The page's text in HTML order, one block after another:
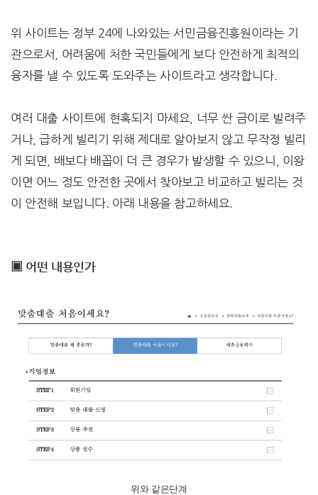
위 사이트는 정부 24에 나와있는 서민금융진흥원이라는 기
관으로서, 어려움에 처한 국민들에게 보다 안전하게 최적의
융자를 낼 수 있도록 도와주는 사이트라고 생각합니다.
여러 대출 사이트에 현혹되지 마세요, 너무 싼 금이로 빌려주
거나, 급하게 빌리기 위해 제대로 알아보지 않고 무작정 빌리
게 되면, 배보다 배꼽이 더 큰 경우가 발생할 수 있으니, 이왕
이면 어느 정도 안전한 곳에서 찾아보고 비교하고 빌리는 것
이 안전해 보입니다. 아래 내용을 참고하세요.
▣ 어떤 내용인가
위와 같은단계